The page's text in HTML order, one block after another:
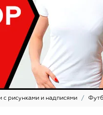
с рисунками и надписями